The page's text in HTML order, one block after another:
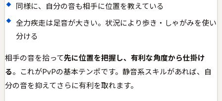
同様に、自分の音も相手に位置を教えている
全力疾走は足音が大きい。状況により歩き・しゃがみを使い
分ける
相手の音を拾って先に位置を把握し、有利な角度から仕掛け
る。これがPvPの基本テンポです。静音系スキルがあれば、自
分の音を抑えてさらに有利を取れます。